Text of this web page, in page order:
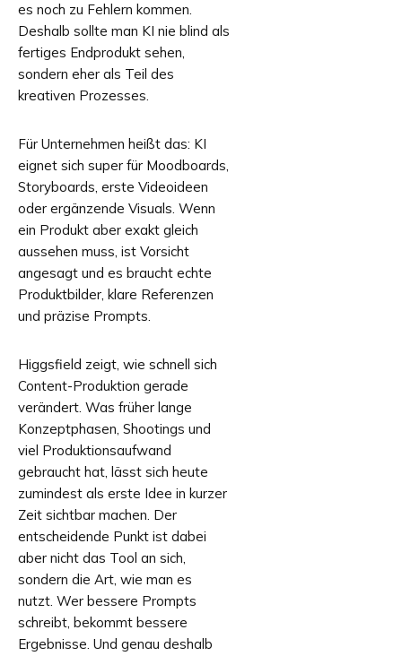
es noch zu Fehlern kommen.
Deshalb sollte man KI nie blind als
fertiges Endprodukt sehen,
sondern eher als Teil des
kreativen Prozesses.
Für Unternehmen heißt das: KI
eignet sich super für Moodboards,
Storyboards, erste Videoideen
oder ergänzende Visuals. Wenn
ein Produkt aber exakt gleich
aussehen muss, ist Vorsicht
angesagt und es braucht echte
Produktbilder, klare Referenzen
und präzise Prompts.
Higgsfield zeigt, wie schnell sich
Content-Produktion gerade
verändert. Was früher lange
Konzeptphasen, Shootings und
viel Produktionsaufwand
gebraucht hat, lässt sich heute
zumindest als erste Idee in kurzer
Zeit sichtbar machen. Der
entscheidende Punkt ist dabei
aber nicht das Tool an sich,
sondern die Art, wie man es
nutzt. Wer bessere Prompts
schreibt, bekommt bessere
Ergebnisse. Und genau deshalb